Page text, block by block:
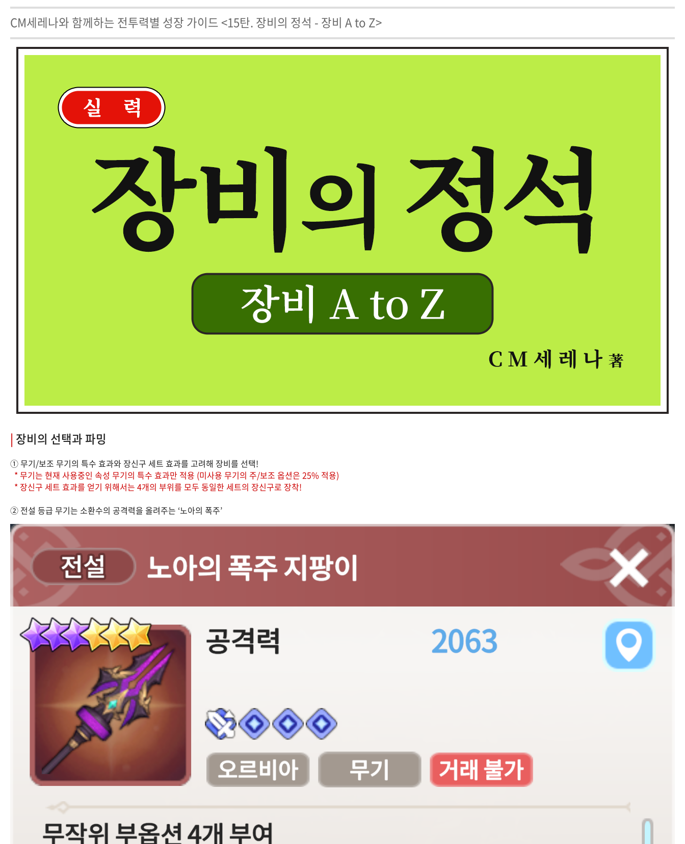
CM세레나와 함께하는 전투력별 성장 가이드 <15탄. 장비의 정석 - 장비 A to Z>
| 장비의 선택과 파밍
① 무기/보조 무기의 특수 효과와 장신구 세트 효과를 고려해 장비를 선택!
* 무기는 현재 사용중인 속성 무기의 특수 효과만 적용 (미사용 무기의 주/보조 옵션은 25% 적용)
* 장신구 세트 효과를 얻기 위해서는 4개의 부위를 모두 동일한 세트의 장신구로 장착!
② 전설 등급 무기는 소환수의 공격력을 올려주는 ‘노아의 폭주’